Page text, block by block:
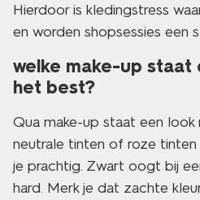
Hierdoor is kledingstress
en worden shopsessies een
welke make-up
het best?
Qua make-up staat een
neutrale tinten of roze tinten
je prachtig. Zwart oogt bij
hard. Merk je dat zachte